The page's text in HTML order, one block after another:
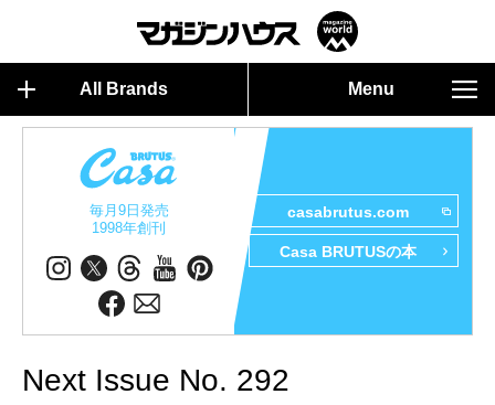
All Brands Menu
毎月9日発売
1998年創刊
casabrutus.com
Casa BRUTUSの本
Next Issue No. 292